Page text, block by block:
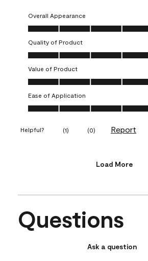
Overall Appearance
Overall Appearance, 5.0 out of 5
Quality of Product
Quality of Product, 5.0 out of 5
Value of Product
Value of Product, 5.0 out of 5
Ease of Application
Ease of Application, 5.0 out of 5
Helpful? (1) (0) Report
Load More
Questions
Ask a question